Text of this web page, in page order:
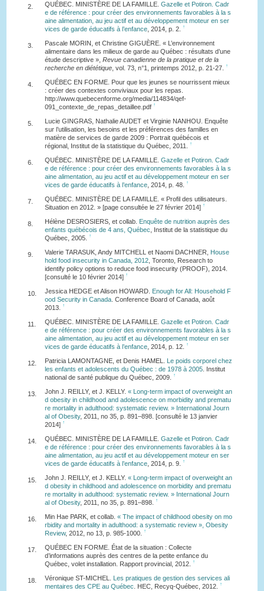
2. QUÉBEC. MINISTÈRE DE LA FAMILLE. Gazelle et Potiron. Cadr
e de référence : pour créer des environnements favorables à la s
aine alimentation, au jeu actif et au développement moteur en ser
vices de garde éducatifs à l’enfance, 2014, p. 2. ↑
3.
Pascale MORIN, et Christine GIGUÈRE. « L’environnement
alimentaire dans les milieux de garde au Québec : résultats d’une
étude descriptive », Revue canadienne de la pratique et de la
recherche en diététique, vol. 73, n°1, printemps 2012, p. 21-27. ↑
4.
QUÉBEC EN FORME. Pour que les jeunes se nourrissent mieux
: créer des contextes conviviaux pour les repas.
http://www.quebecenforme.org/media/114834/qef-
091_contexte_de_repas_detaillee.pdf ↑
5.
Lucie GINGRAS, Nathalie AUDET et Virginie NANHOU. Enquête
sur l’utilisation, les besoins et les préférences des familles en
matière de services de garde 2009 : Portrait québécois et
régional, Institut de la statistique du Québec, 2011.
↑
6. QUÉBEC. MINISTÈRE DE LA FAMILLE. Gazelle et Potiron. Cadr
e de référence : pour créer des environnements favorables à la s
aine alimentation, au jeu actif et au développement moteur en ser
vices de garde éducatifs à l’enfance, 2014, p. 48. ↑
7.
QUÉBEC. MINISTÈRE DE LA FAMILLE. « Profil des utilisateurs.
Situation en 2012. » [page consultée le 27 février 2014] ↑
8. Hélène DESROSIERS, et collab. Enquête de nutrition auprès des
enfants québécois de 4 ans, Québec , Institut de la statistique du
Québec, 2005.
↑
9. Valerie TARASUK, Andy MITCHELL et Naomi DACHNER,
House
hold food insecurity in Canada, 2012, Toronto, Research to
identify policy options to reduce food insecurity (PROOF), 2014.
[consulté le 10 février 2014] ↑
10. Jessica HEDGE et Alison HOWARD. Enough for All: Household F
ood Security in Canada. Conference Board of Canada, août
2013.
↑
11. QUÉBEC. MINISTÈRE DE LA FAMILLE. Gazelle et Potiron. Cadr
e de référence : pour créer des environnements favorables à la s
aine alimentation, au jeu actif et au développement moteur en ser
vices de garde éducatifs à l’enfance, 2014, p. 12. ↑
12. Patricia LAMONTAGNE, et Denis HAMEL.
Le poids corporel chez
les enfants et adolescents du Québec : de 1978 à 2005. Institut
national de santé publique du Québec, 2009.
↑
13. John J. REILLY, et J. KELLY. « Long-term impact of overweight an
d obesity in childhood and adolescence on morbidity and prematu
re mortality in adulthood: systematic review. » International Journ
al of Obesity, 2011, no 35, p. 891–898. [consulté le 13 janvier
2014] ↑
14. QUÉBEC. MINISTÈRE DE LA FAMILLE. Gazelle et Potiron. Cadr
e de référence : pour créer des environnements favorables à la s
aine alimentation, au jeu actif et au développement moteur en ser
vices de garde éducatifs à l’enfance, 2014, p. 9. ↑
15. John J. REILLY, et J. KELLY. « Long-term impact of overweight an
d obesity in childhood and adolescence on morbidity and prematu
re mortality in adulthood: systematic review. » International Journ
al of Obesity, 2011, no 35, p. 891–898. ↑
16. Min Hae PARK, et collab. « The impact of childhood obesity on mo
rbidity and mortality in adulthood: a systematic review », Obesity
Review, 2012, no 13, p. 985-1000. ↑
17.
QUÉBEC EN FORME. État de la situation : Collecte
d’informations auprès des centres de la petite enfance du
Québec, volet installation. Rapport provincial, 2012.
↑
18. Véronique ST-MICHEL.
Les pratiques de gestion des services ali
mentaires des CPE au Québec . HEC, Recyq-Québec, 2012. ↑